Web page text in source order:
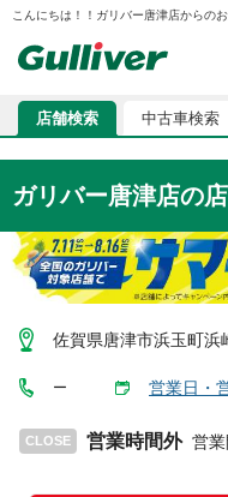
こんにちは！！ガリバー唐津店からの
店舗検索 中古車検索
ガリバー唐津店の
佐賀県唐津市浜玉町浜
ー 営業日・
CLOSE 営業時間外 営